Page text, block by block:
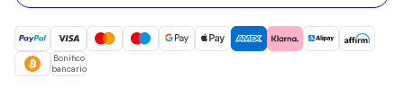
Bonifico
bancario